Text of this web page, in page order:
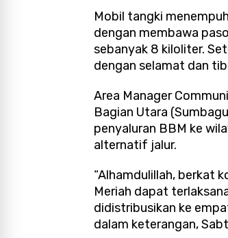
Mobil tangki
dengan membawa
sebanyak 8 kiloliter.
dengan selamat dan
Area Manager
Bagian Utara
penyaluran BBM ke
alternatif jalur.
“Alhamdulillah, berkat
Meriah dapat
didistribusikan ke
dalam keterangan,